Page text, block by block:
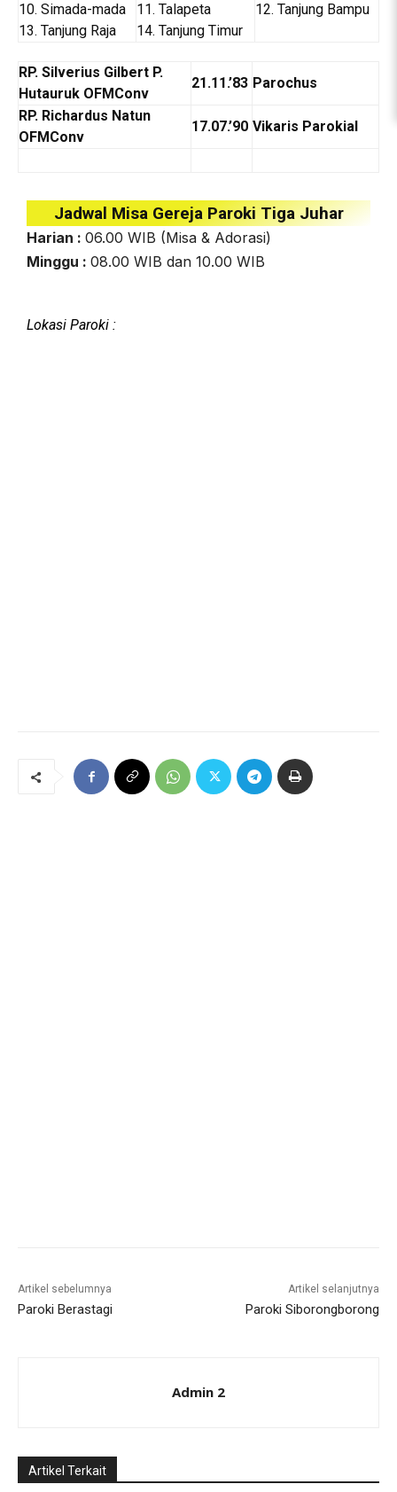
10. Simada-mada
13. Tanjung Raja
11. Talapeta
14. Tanjung Timur
12. Tanjung Bampu
RP. Silverius Gilbert P.
Hutauruk OFMConv
21.11.’83 Parochus
RP. Richardus Natun
OFMConv
17.07.’90 Vikaris Parokial
Jadwal Misa Gereja Paroki Tiga Juhar
Harian : 06.00 WIB (Misa & Adorasi)
Minggu : 08.00 WIB dan 10.00 WIB
Lokasi Paroki :
Artikel sebelumnya
Paroki Berastagi
Artikel selanjutnya
Paroki Siborongborong
Admin 2
Artikel Terkait